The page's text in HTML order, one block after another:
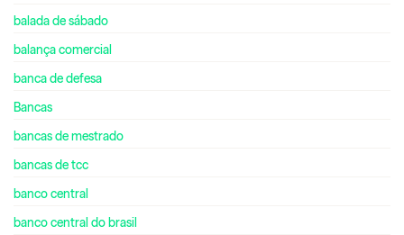
balada de sábado
balança comercial
banca de defesa
Bancas
bancas de mestrado
bancas de tcc
banco central
banco central do brasil